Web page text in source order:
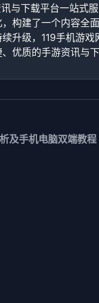
与下载平台一站式
构建了一个内容全
升级，119手机游
优质的手游资讯与
及手机电脑双端教程